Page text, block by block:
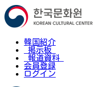
韓国紹介
掲示板
報道資料
会員登録
ログイン